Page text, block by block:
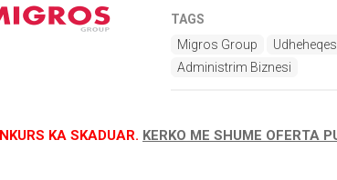
TAGS
Migros Group
Udheheqes
Administrim Biznesi